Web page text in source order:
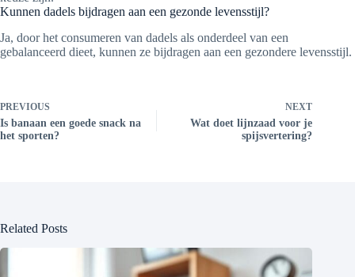
Kunnen dadels bijdragen aan een gezonde levensstijl?
Ja, door het consumeren van dadels als onderdeel van een
gebalanceerd dieet, kunnen ze bijdragen aan een gezondere levensstijl.
PREVIOUS
Is banaan een goede snack na
het sporten?
NEXT
Wat doet lijnzaad voor je
spijsvertering?
Related Posts